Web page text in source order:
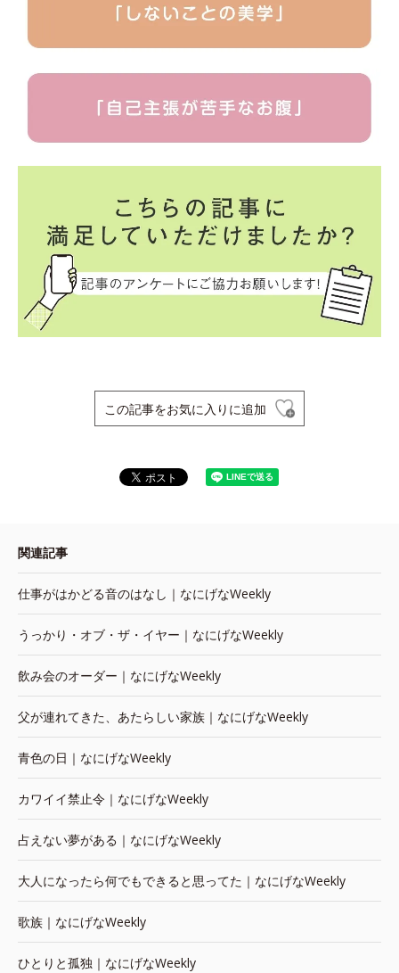
この記事をお気に入りに追加
関連記事
仕事がはかどる音のはなし｜なにげなWeekly
うっかり・オブ・ザ・イヤー｜なにげなWeekly
飲み会のオーダー｜なにげなWeekly
父が連れてきた、あたらしい家族｜なにげなWeekly
青色の日｜なにげなWeekly
カワイイ禁止令｜なにげなWeekly
占えない夢がある｜なにげなWeekly
大人になったら何でもできると思ってた｜なにげなWeekly
歌族｜なにげなWeekly
ひとりと孤独｜なにげなWeekly